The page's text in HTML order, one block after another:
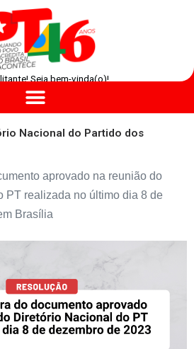
Seja bem-vinda(o)!
Nacional do Partido dos
aprovado na reunião do
PT realizada no último dia 8 de
Brasília